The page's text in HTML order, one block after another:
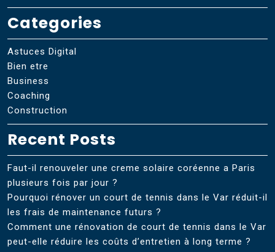
Categories
Astuces Digital
Bien etre
Business
Coaching
Construction
Recent Posts
Faut-il renouveler une creme solaire coréenne a Paris
plusieurs fois par jour ?
Pourquoi rénover un court de tennis dans le Var réduit-il
les frais de maintenance futurs ?
Comment une rénovation de court de tennis dans le Var
peut-elle réduire les coûts d’entretien à long terme ?